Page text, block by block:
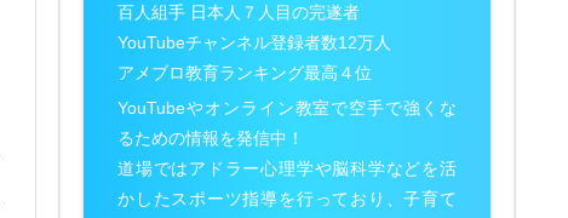
百人組手 日本人７人目の完遂者
YouTubeチャンネル登録者数12万人
アメブロ教育ランキング最高４位
YouTubeやオンライン教室で空手で強くな
るための情報を発信中！
道場ではアドラー心理学や脳科学などを活
かしたスポーツ指導を行っており、子育て